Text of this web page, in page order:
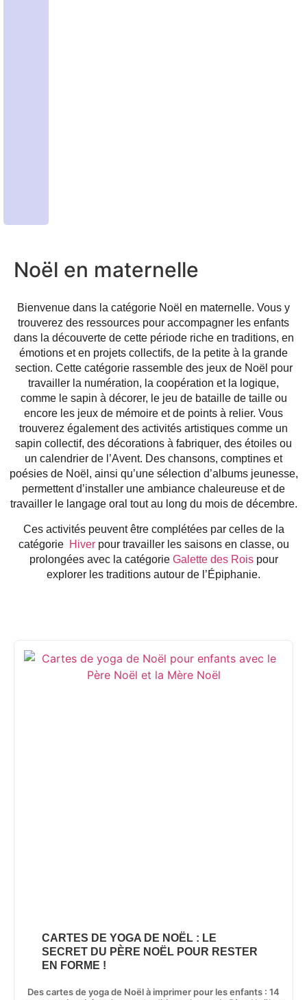
Noël en maternelle
Bienvenue dans la catégorie Noël en maternelle. Vous y
trouverez des ressources pour accompagner les enfants
dans la découverte de cette période riche en traditions, en
émotions et en projets collectifs, de la petite à la grande
section. Cette catégorie rassemble des jeux de Noël pour
travailler la numération, la coopération et la logique,
comme le sapin à décorer, le jeu de bataille de taille ou
encore les jeux de mémoire et de points à relier. Vous
trouverez également des activités artistiques comme un
sapin collectif, des décorations à fabriquer, des étoiles ou
un calendrier de l’Avent. Des chansons, comptines et
poésies de Noël, ainsi qu’une sélection d’albums jeunesse,
permettent d’installer une ambiance chaleureuse et de
travailler le langage oral tout au long du mois de décembre.
Ces activités peuvent être complétées par celles de la
catégorie Hiverpour travailler les saisons en classe, ou
prolongées avec la catégorie Galette des Roispour
explorer les traditions autour de l’Épiphanie.
CARTES DE YOGA DE NOËL : LE
SECRET DU PÈRE NOËL POUR RESTER
EN FORME !
Des cartes de yoga de Noël à imprimer pour les enfants : 14